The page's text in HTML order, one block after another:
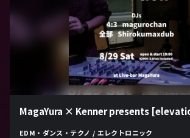
MagaYura × Kenner presents
EDM・ダンス・テクノ / エレクトロニック